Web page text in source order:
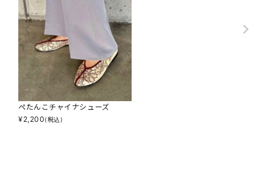
ぺたんこチャイナシューズ
¥2,200(税込)